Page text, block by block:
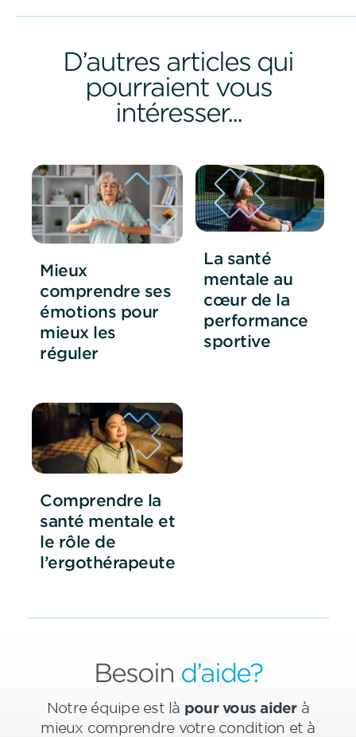
D’autres articles qui
pourraient vous
intéresser...
Mieux
comprendre ses
émotions pour
mieux les
réguler
La santé
mentale au
cœur de la
performance
sportive
Comprendre la
santé mentale et
le rôle de
l’ergothérapeute
Besoin d’aide?
Notre équipe est là pour vous aiderà
mieux comprendre votre condition et à